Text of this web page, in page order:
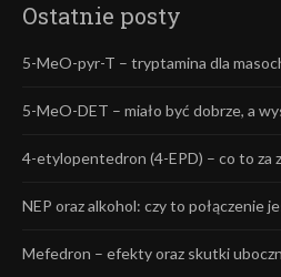
Ostatnie posty
5-MeO-pyr-T – tryptamina dla
5-MeO-DET – miało być dobrze, a
4-etylopentedron (4-EPD) – co to za
NEP oraz alkohol: czy to połączenie
Mefedron – efekty oraz skutki